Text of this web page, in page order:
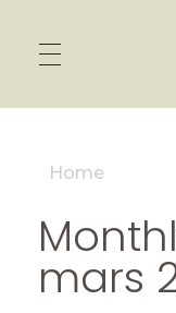
Home
mars